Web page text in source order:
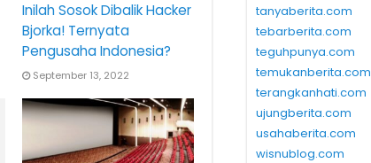
Inilah Sosok Dibalik Hacker
Bjorka! Ternyata
Pengusaha Indonesia?
September 13, 2022
tanyaberita.com
tebarberita.com
teguhpunya.com
temukanberita.com
terangkanhati.com
ujungberita.com
usahaberita.com
wisnublog.com